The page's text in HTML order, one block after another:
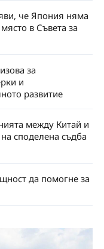
че Япония няма
в Съвета за
за
и
развитие
между Китай и
споделена съдба
да помогне за